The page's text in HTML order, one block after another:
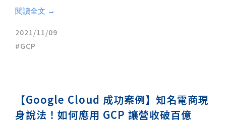
閱讀全文 →
2021/11/09
GCP
【Google Cloud 成功案例】知名電商現
身說法！如何應用 GCP 讓營收破百億